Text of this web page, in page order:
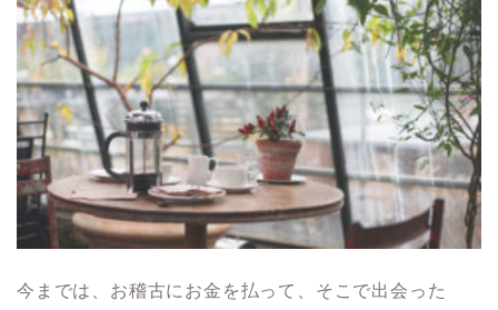
今までは、お稽古にお金を払って、そこで出会った